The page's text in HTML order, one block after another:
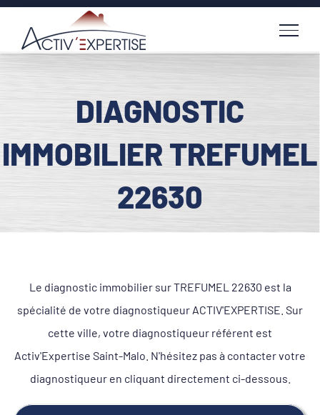
Passer
contenu
DIAGNOSTIC
IMMOBILIER TREFUMEL
22630
Le diagnostic immobilier sur TREFUMEL 22630 est la
spécialité de votre diagnostiqueur ACTIV'EXPERTISE. Sur
cette ville, votre diagnostiqueur référent est
Activ'Expertise Saint-Malo. N'hésitez pas à contacter votre
diagnostiqueur en cliquant directement ci-dessous.